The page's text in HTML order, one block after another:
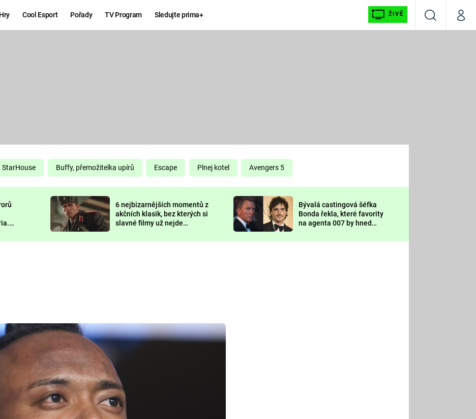
Hry Cool Esport Pořady TV Program Sledujte prima+ ŽIVĚ
VyhledáváníMůj
DELIVERANCE
KOMEDIE
CHUCK
NORRIS
DEADPOOL
Prima LAJK
Sledujte nás
StarHouse Buffy, přemožitelka upírů Escape Plnej kotel Avengers 5
6 nejbizarnějších momentů z
akčních klasik, bez kterých si
slavné filmy už nejde
Bývalá castingová šéfka
Bonda řekla, které favority
na agenta 007 by hned